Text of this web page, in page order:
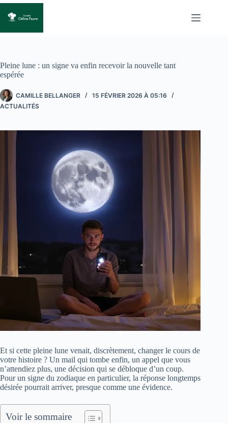
Passer
contenu
Pleine lune : un signe va enfin recevoir la nouvelle tant
espérée
CAMILLE BELLANGER
15 FÉVRIER 2026 À 05:16
ACTUALITÉS
Et si cette pleine lune venait, discrètement, changer le cours de
votre histoire ? Un mail qui tombe enfin, un appel que vous
n’attendiez plus, une décision qui se débloque d’un coup.
Pour un signe du zodiaque en particulier, la réponse longtemps
désirée pourrait arriver, presque comme une évidence.
Voir le sommaire